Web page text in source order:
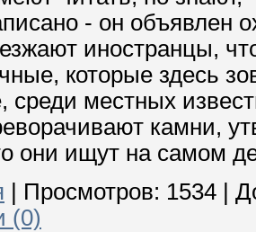
- он объявлен
иностранцы,
которые здесь
среди местных
камни,
они ищут на самом
Просмотров: 1534
(0)